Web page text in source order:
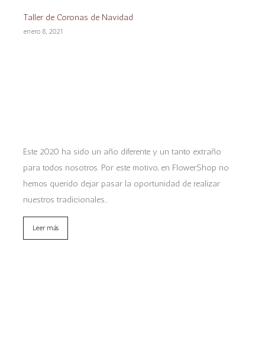
Taller de Coronas de Navidad
enero 8, 2021
Este 2020 ha sido un año diferente y un tanto extraño
para todos nosotros. Por este motivo, en FlowerShop no
hemos querido dejar pasar la oportunidad de realizar
nuestros tradicionales…
Leer más